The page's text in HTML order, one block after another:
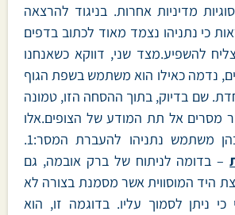
מדיניות אחרות. בניגוד להרצאה
כי נתניהו נצמד מאוד לכתוב בדפים
להשפיע.מצד שני, דווקא כשאנחנו
נדמה כאילו הוא משתמש בשפת הגוף
שם בדיוק, בתוך ההסחה הזו, טמונה
מסרים אל תת המודע של הצופים.אלו
– בדומה לניתוח של ברק אובמה, גם
היד המוסווית אשר מסמנת בצורה לא
ניתן לסמוך עליו. בדוגמה זו, הוא